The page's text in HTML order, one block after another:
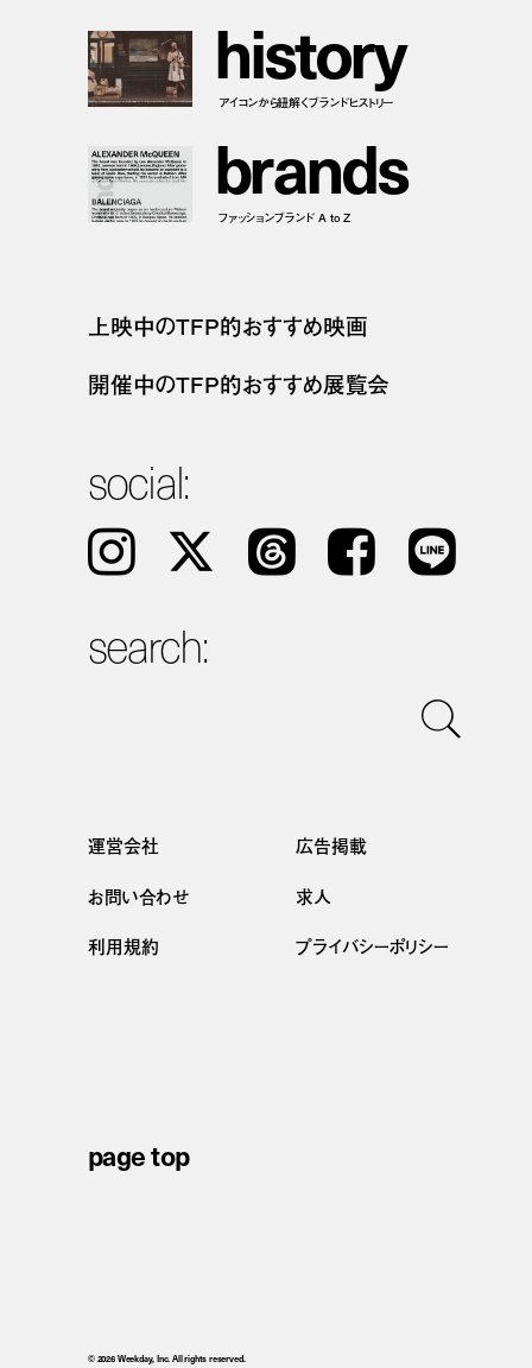
history
アイコンから紐解くブランドヒストリー
brands
ファッションブランド A to Z
上映中のTFP的おすすめ映画
開催中のTFP的おすすめ展覧会
social:
Instagram 𝕏 Threads Facebook LINE
search:
運営会社
広告掲載
お問い合わせ
求人
利用規約
プライバシーポリシー
page top
© 2026 Weekday, Inc. All rights reserved.